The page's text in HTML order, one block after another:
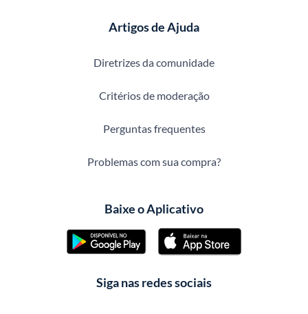
Artigos de Ajuda
Diretrizes da comunidade
Critérios de moderação
Perguntas frequentes
Problemas com sua compra?
Baixe o Aplicativo
Siga nas redes sociais